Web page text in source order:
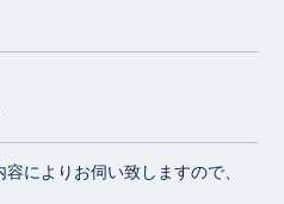
によりお伺い致しますので、